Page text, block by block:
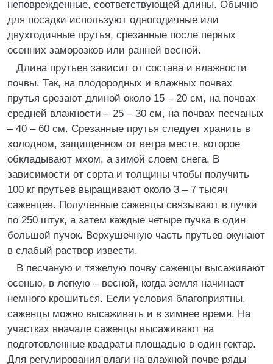
неповрежденные, соответствующей длины. Обычно
для посадки используют одногодичные или
двухгодичные прутья, срезанные после первых
осенних заморозков или ранней весной.
Длина прутьев зависит от состава и влажности
почвы. Так, на плодородных и влажных почвах
прутья срезают длиной около 15 – 20 см, на почвах
средней влажности – 25 – 30 см, на почвах песчаных
– 40 – 60 см. Срезанные прутья следует хранить в
холодном, защищенном от ветра месте, которое
обкладывают мхом, а зимой слоем снега. В
зависимости от сорта и толщины чтобы получить
100 кг прутьев выращивают около 3 – 7 тысяч
саженцев. Полученные саженцы связывают в пучки
по 250 штук, а затем каждые четыре пучка в один
большой пучок. Верхушечную часть прутьев окунают
в слабый раствор извести.
В песчаную и тяжелую почву саженцы высаживают
осенью, в легкую – весной, когда земля начинает
немного крошиться. Если условия благоприятны,
саженцы можно высаживать и в зимнее время. На
участках вначале саженцы высаживают на
подготовленные квадраты площадью в один гектар.
Для регулирования влаги на влажной почве ряды